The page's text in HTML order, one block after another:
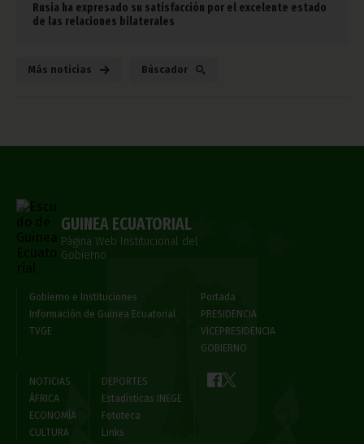
Rusia ha expresado su satisfacción por el excelente estado
de las relaciones bilaterales
Más noticias Búscador
GUINEA ECUATORIAL
Página Web Institucional del
Gobierno
Gobierno e Instituciones
Información de Guinea Ecuatorial
TVGE
Portada
PRESIDENCIA
VICEPRESIDENCIA
GOBIERNO
NOTICIAS
ÁFRICA
ECONOMÍA
CULTURA
DEPORTES
Estadísticas INEGE
Fototeca
Links